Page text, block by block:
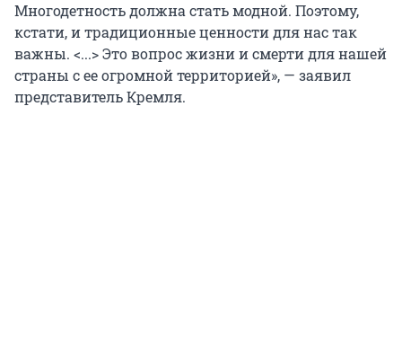
Многодетность должна стать модной. Поэтому,
кстати, и традиционные ценности для нас так
важны. <...> Это вопрос жизни и смерти для нашей
страны с ее огромной территорией», — заявил
представитель Кремля.